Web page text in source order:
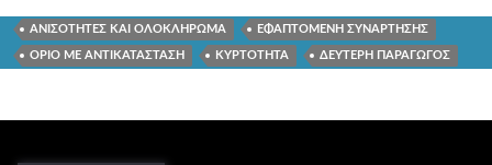
ΑΝΙΣΟΤΗΤΕΣ ΚΑΙ ΟΛΟΚΛΗΡΩΜΑ ΕΦΑΠΤΟΜΕΝΗ ΣΥΝΑΡΤΗΣΗΣ
ΟΡΙΟ ΜΕ ΑΝΤΙΚΑΤΑΣΤΑΣΗ ΚΥΡΤΟΤΗΤΑ ΔΕΥΤΕΡΗ ΠΑΡΑΓΩΓΟΣ